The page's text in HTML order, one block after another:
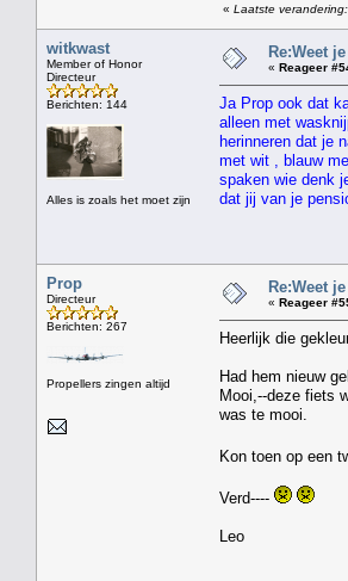
« Laatste
witkwast
Member of Honor
Directeur
Berichten: 144
Alles is zoals het moet zijn
Re:Weet
« Reageer
Ja Prop ook dat
alleen met
herinneren dat je
met wit , blauw
spaken wie denk
dat jij van je
Prop
Directeur
Berichten: 267
Propellers zingen altijd
Re:Weet
« Reageer
Heerlijk die
Had hem nieuw
Mooi,--deze fiets
was te mooi.
Kon toen op een
Verd----
Leo